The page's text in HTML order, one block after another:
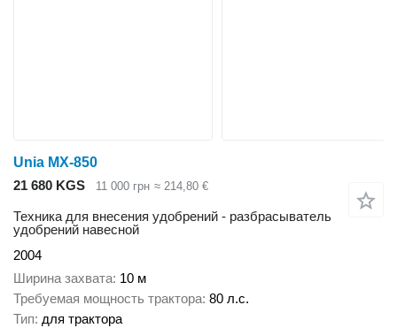
Unia MX-850
21 680 KGS
11 000 грн ≈ 214,80 €
Техника для внесения удобрений - разбрасыватель
удобрений навесной
2004
Ширина захвата 10 м
Требуемая мощность трактора 80 л.с.
Тип для трактора